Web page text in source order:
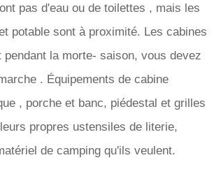
pas d'eau ou de toilettes , mais les
potable sont à proximité. Les cabines
la morte- saison, vous devez
. Équipements de cabine
, porche et banc, piédestal et grilles
propres ustensiles de literie,
de camping qu'ils veulent.